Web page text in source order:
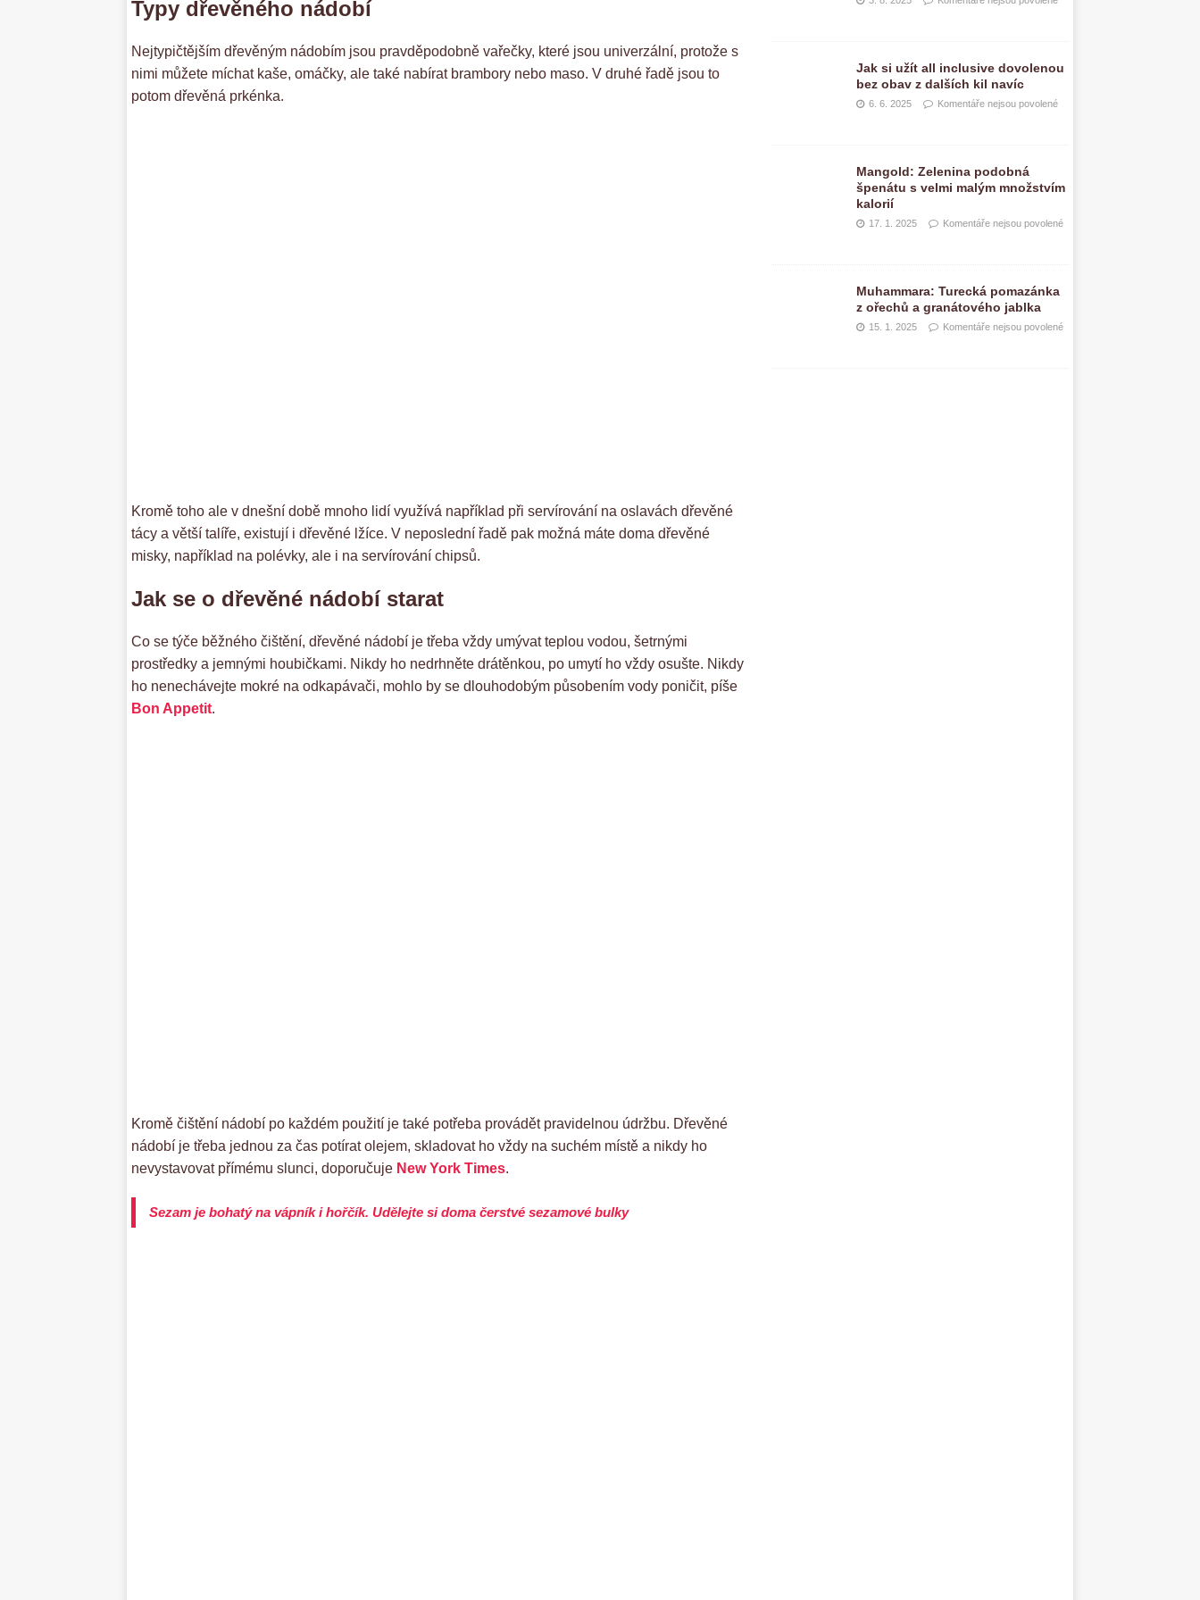
Typy dřevěného nádobí
Nejtypičtějším dřevěným nádobím jsou pravděpodobně vařečky, které jsou univerzální, protože s
nimi můžete míchat kaše, omáčky, ale také nabírat brambory nebo maso. V druhé řadě jsou to
potom dřevěná prkénka.
Kromě toho ale v dnešní době mnoho lidí využívá například při servírování na oslavách dřevěné
tácy a větší talíře, existují i dřevěné lžíce. V neposlední řadě pak možná máte doma dřevěné
misky, například na polévky, ale i na servírování chipsů.
Jak se o dřevěné nádobí starat
Co se týče běžného čištění, dřevěné nádobí je třeba vždy umývat teplou vodou, šetrnými
prostředky a jemnými houbičkami. Nikdy ho nedrhněte drátěnkou, po umytí ho vždy osušte. Nikdy
ho nenechávejte mokré na odkapávači, mohlo by se dlouhodobým působením vody poničit, píše
Bon Appetit.
Kromě čištění nádobí po každém použití je také potřeba provádět pravidelnou údržbu. Dřevěné
nádobí je třeba jednou za čas potírat olejem, skladovat ho vždy na suchém místě a nikdy ho
nevystavovat přímému slunci, doporučuje New York Times.
Sezam je bohatý na vápník i hořčík. Udělejte si doma čerstvé sezamové bulky
Jak si užít all inclusive dovolenou
bez obav z dalších kil navíc
6. 6. 2025 Komentáře nejsou povolené
Mangold: Zelenina podobná
špenátu s velmi malým množstvím
kalorií
17. 1. 2025 Komentáře nejsou povolené
Muhammara: Turecká pomazánka
z ořechů a granátového jablka
15. 1. 2025 Komentáře nejsou povolené